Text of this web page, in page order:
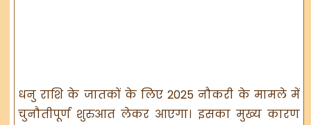
धनु राशि के जातकों के लिए 2025 नौकरी के मामले में
चुनौतीपूर्ण शुरुआत लेकर आएगा। इसका मुख्य कारण